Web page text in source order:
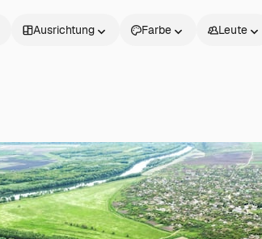
Ausrichtung Farbe Leute
Produkte Loslegen